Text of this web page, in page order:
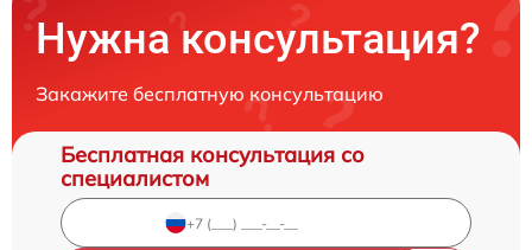
Нужна консультация?
Закажите бесплатную консультацию
Бесплатная консультация со
специалистом